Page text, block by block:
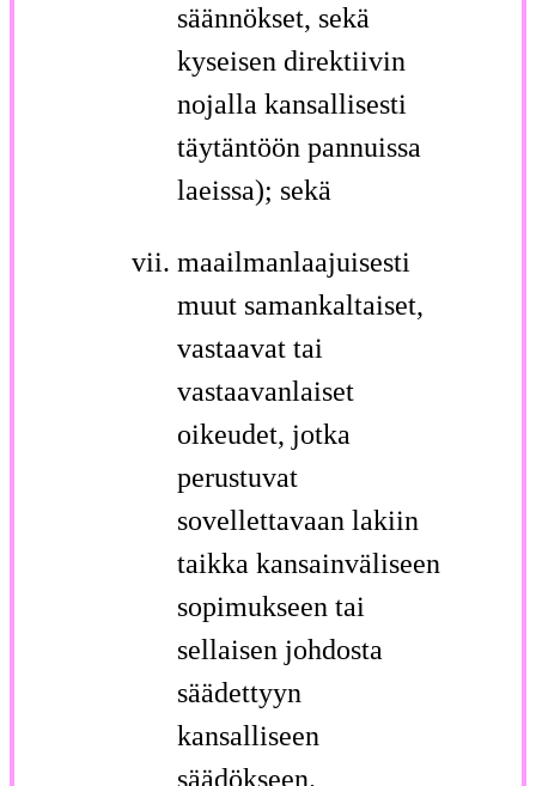
säännökset, sekä
kyseisen direktiivin
nojalla kansallisesti
täytäntöön pannuissa
laeissa); sekä
maailmanlaajuisesti
muut samankaltaiset,
vastaavat tai
vastaavanlaiset
oikeudet, jotka
perustuvat
sovellettavaan lakiin
taikka kansainväliseen
sopimukseen tai
sellaisen johdosta
säädettyyn
kansalliseen
säädökseen.